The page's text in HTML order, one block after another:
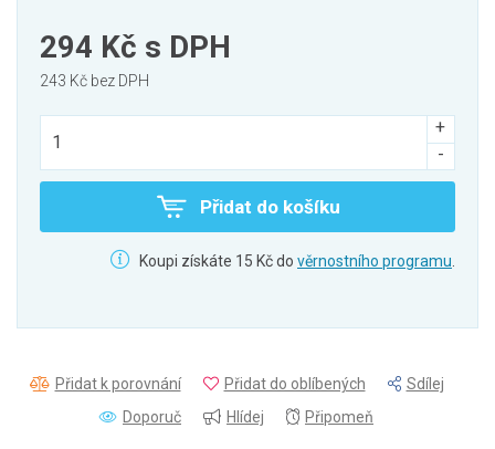
294 Kč s DPH
243 Kč bez DPH
Přidat do košíku
Koupi získáte 15 Kč do věrnostního programu
Přidat k porovnání Přidat do oblíbených
Sdílej
Doporuč
Hlídej Připomeň